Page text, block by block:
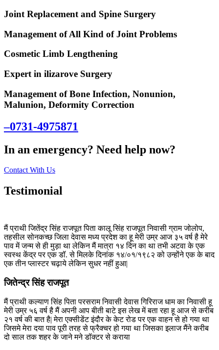
Joint Replacement and Spine Surgery
Management of All Kind of Joint Problems
Cosmetic Limb Lengthening
Expert in ilizarove Surgery
Management of Bone Infection, Nonunion,
Malunion, Deformity Correction
–0731-4975871
In an emergency? Need help now?
Contact With Us
Testimonial
मैं प्राथी जितेंद्र सिंह राजपूत पिता कालू सिंह राजपूत निवासी ग्राम जोलोप,
तहसील सोनकच्छ जिला देवास मध्य प्रदेश का हू मेरी उम्र आज ३५ वर्ष है मेरे
पाव में जन्म से ही मुड़ा था लेकिन मैं मात्रा १४ दिन का था तभी अटवा के एक
स्वस्थ केंद्र पर एक डॉ. से मिलके दिनांक १४/०१/१९८२ को उन्होंने एक के बाद
एक तीन प्लास्टर चढ़ाये लेकिन सुधर नहीं हुआ|
जितेन्द्र सिंह राजपूत
मैं प्राथी कल्याण सिंह पिता परसराम निवासी देवास गिरिराज धाम का निवासी हू
मेरी उम्र ५६ वर्ष है मैं अपनी आप बीती बाटे इस लेख में बता रहा हू आज से करीब
२१ वर्ष की बात है| मेरा एक्सीडेंट इंदौर के केट रोड पर एक वाहन से हो गया था
जिसमे मेरा दया पाव पूरी तरह से फ्रैक्चर हो गया था जिसका इलाज मैंने करीब
दो साल तक शहर के जाने मने डॉक्टर से कराया